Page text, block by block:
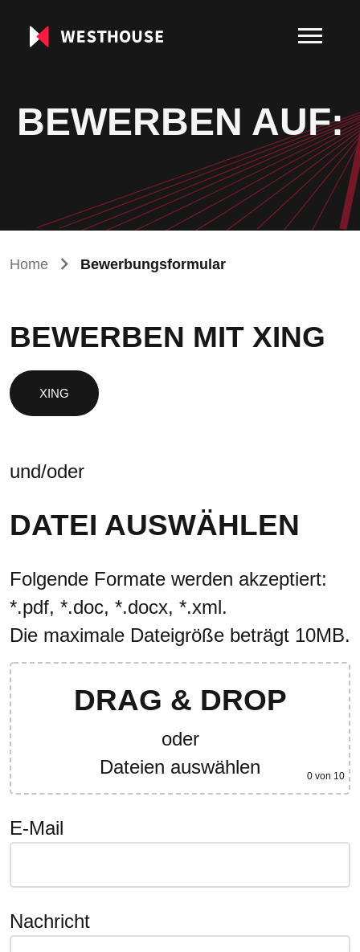
BEWERBEN AUF:
Home Bewerbungsformular
BEWERBEN MIT XING
und/oder
DATEI AUSWÄHLEN
Folgende Formate werden akzeptiert:
*.pdf, *.doc, *.docx, *.xml.
Die maximale Dateigröße beträgt 10MB.
DRAG & DROP
oder
Dateien auswählen
0 von 10
E-Mail
Nachricht